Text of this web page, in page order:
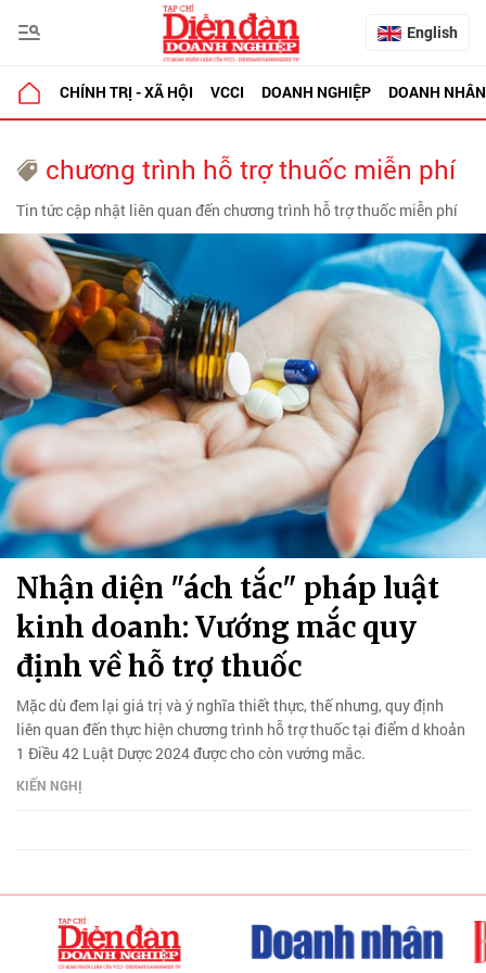
English
CHÍNH TRỊ - XÃ HỘI VCCI DOANH NGHIỆP DOANH NHÂN
chương trình hỗ trợ thuốc miễn phí
Tin tức cập nhật liên quan đến chương trình hỗ trợ thuốc miễn phí
Nhận diện "ách tắc" pháp luật
kinh doanh: Vướng mắc quy
định về hỗ trợ thuốc
Mặc dù đem lại giá trị và ý nghĩa thiết thực, thế nhưng, quy định
liên quan đến thực hiện chương trình hỗ trợ thuốc tại điểm d khoản
1 Điều 42 Luật Dược 2024 được cho còn vướng mắc.
KIẾN NGHỊ